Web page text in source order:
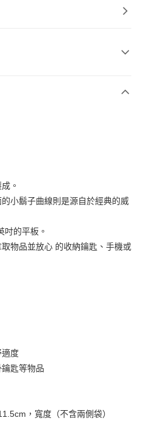
上)免運費
。
的小鬍子曲線則是源自於經典的威
的平板。
物品並放心 的收納鑰匙、手機或
適度
匙等物品
，寬度（不含兩側袋）